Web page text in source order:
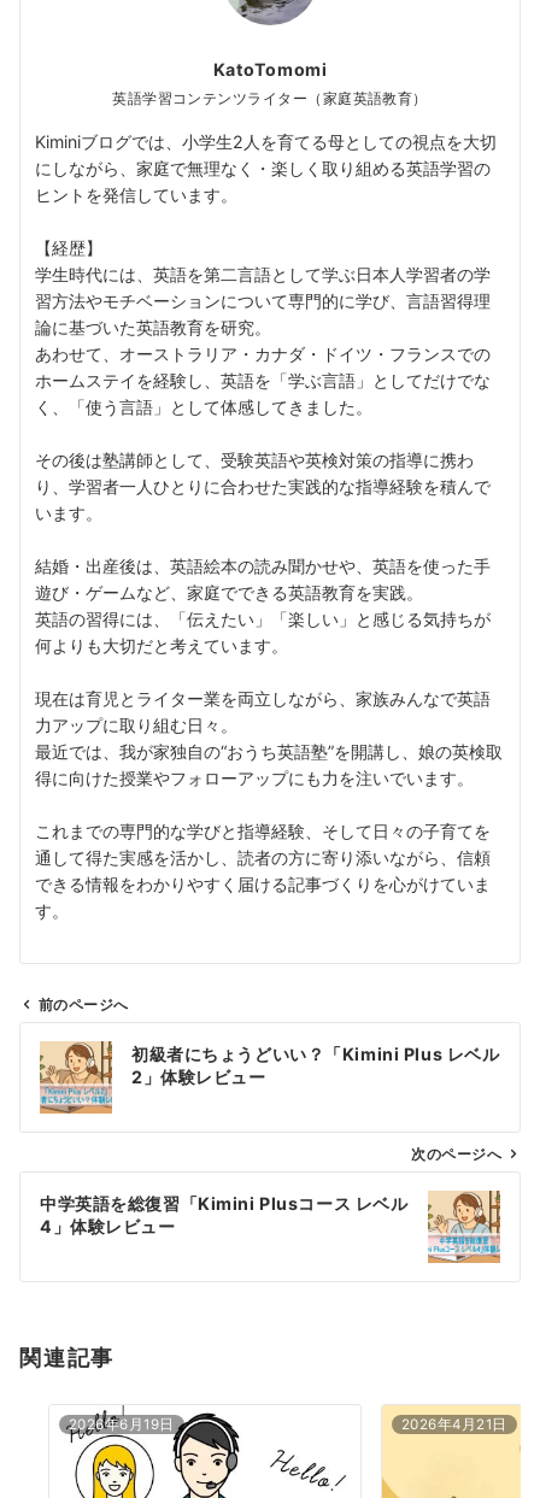
KatoTomomi
英語学習コンテンツライター（家庭英語教育）
Kiminiブログでは、小学生2人を育てる母としての視点を大切
にしながら、家庭で無理なく・楽しく取り組める英語学習の
ヒントを発信しています。
【経歴】
学生時代には、英語を第二言語として学ぶ日本人学習者の学
習方法やモチベーションについて専門的に学び、言語習得理
論に基づいた英語教育を研究。
あわせて、オーストラリア・カナダ・ドイツ・フランスでの
ホームステイを経験し、英語を「学ぶ言語」としてだけでな
く、「使う言語」として体感してきました。
その後は塾講師として、受験英語や英検対策の指導に携わ
り、学習者一人ひとりに合わせた実践的な指導経験を積んで
います。
結婚・出産後は、英語絵本の読み聞かせや、英語を使った手
遊び・ゲームなど、家庭でできる英語教育を実践。
英語の習得には、「伝えたい」「楽しい」と感じる気持ちが
何よりも大切だと考えています。
現在は育児とライター業を両立しながら、家族みんなで英語
力アップに取り組む日々。
最近では、我が家独自の“おうち英語塾”を開講し、娘の英検取
得に向けた授業やフォローアップにも力を注いでいます。
これまでの専門的な学びと指導経験、そして日々の子育てを
通して得た実感を活かし、読者の方に寄り添いながら、信頼
できる情報をわかりやすく届ける記事づくりを心がけていま
す。
ン
前のページへ
初級者にちょうどいい？「Kimini Plus レベル
2」体験レビュー
次のページへ
中学英語を総復習「Kimini Plusコース レベル
4」体験レビュー
関連記事
2026年6月19日 2026年4月21日